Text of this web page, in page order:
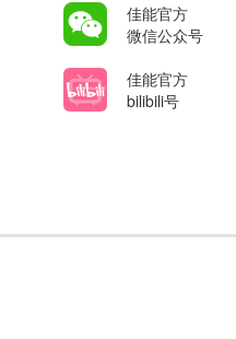
佳能官方
微信公众号
佳能官方
bilibili号